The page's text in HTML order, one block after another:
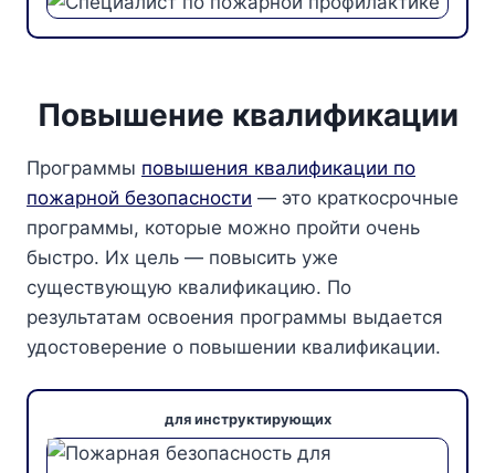
Повышение квалификации
Программы повышения квалификации по
пожарной безопасности — это краткосрочные
программы, которые можно пройти очень
быстро. Их цель — повысить уже
существующую квалификацию. По
результатам освоения программы выдается
удостоверение о повышении квалификации.
для инструктирующих